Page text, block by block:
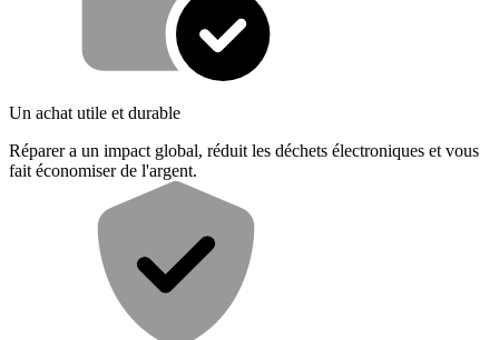
Un achat utile et durable
Réparer a un impact global, réduit les déchets électroniques et vous
fait économiser de l'argent.